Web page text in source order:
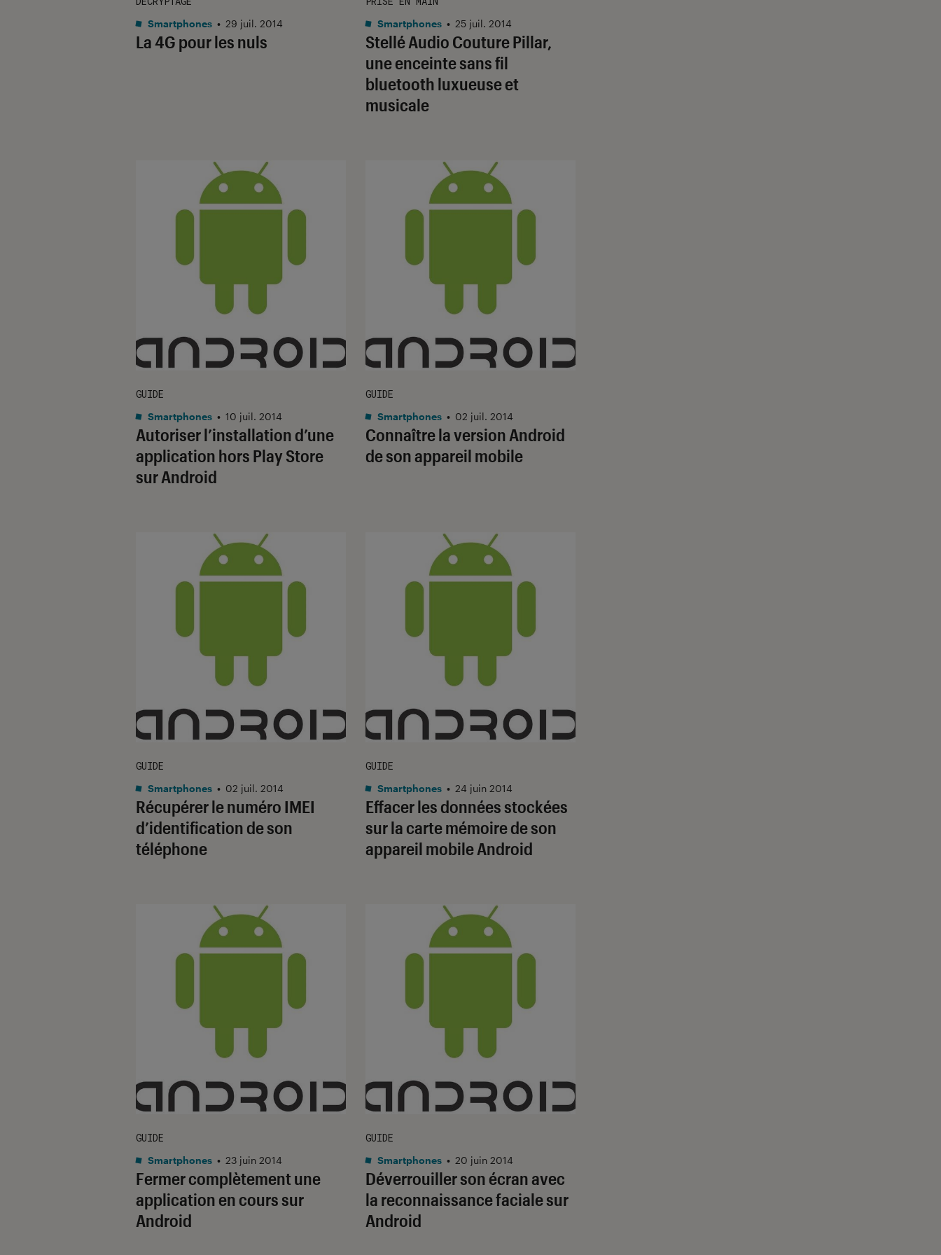
La 4G pour les nuls
Smartphones • 29 juil. 2014
Stellé Audio Couture Pillar,
une enceinte sans fil
bluetooth luxueuse et
musicale
Smartphones • 25 juil. 2014
Autoriser l’installation d’une
application hors Play Store
sur Android
GUIDE
Smartphones • 10 juil. 2014
Connaître la version Android
de son appareil mobile
GUIDE
Smartphones • 02 juil. 2014
Récupérer le numéro IMEI
d’identification de son
téléphone
GUIDE
Smartphones • 02 juil. 2014
Effacer les données stockées
sur la carte mémoire de son
appareil mobile Android
GUIDE
Smartphones • 24 juin 2014
Fermer complètement une
application en cours sur
Android
GUIDE
Smartphones • 23 juin 2014
Déverrouiller son écran avec
la reconnaissance faciale sur
Android
GUIDE
Smartphones • 20 juin 2014